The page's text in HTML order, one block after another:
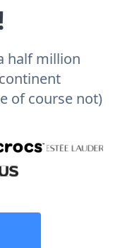
half million
of course not)